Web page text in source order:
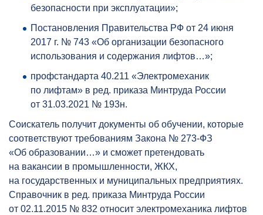
безопасности при эксплуатации»;
Постановления Правительства РФ от 24 июня
2017 г. № 743 «Об организации безопасного
использования и содержания лифтов…»;
профстандарта 40.211 «Электромеханик
по лифтам» в ред. приказа Минтруда России
от 31.03.2021 № 193н.
Соискатель получит документы об обучении, которые
соответствуют требованиям Закона № 273-ФЗ
«Об образовании…» и сможет претендовать
на вакансии в промышленности, ЖКХ,
на государственных и муниципальных предприятиях.
Справочник в ред. приказа Минтруда России
от 02.11.2015 № 832 относит электромеханика лифтов